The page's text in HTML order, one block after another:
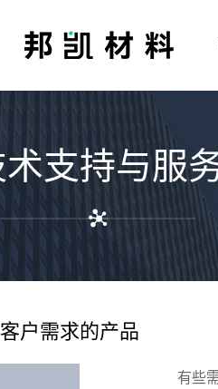
支持与服
户需求的产品
有些